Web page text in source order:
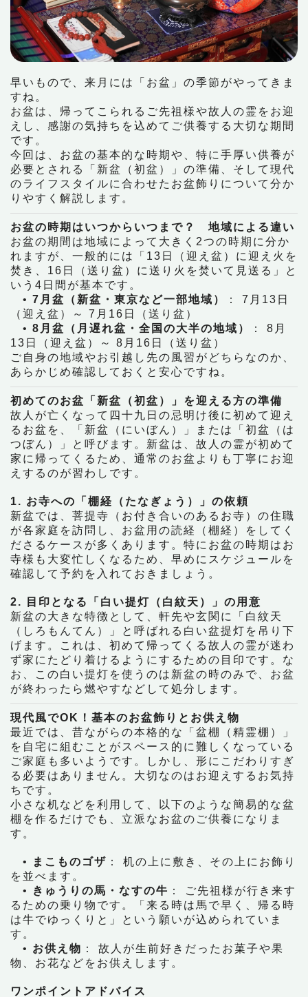
早いもので、来月には「お盆」の季節がやってきま
すね。
お盆は、帰ってこられるご先祖様や故人の霊をお迎
えし、感謝の気持ちを込めてご供養する大切な期間
です。
今回は、お盆の基本的な時期や、特に手厚い供養が
必要とされる「新盆（初盆）」の準備、そして現代
のライフスタイルに合わせたお盆飾りについて分か
りやすく解説します。
お盆の時期はいつからいつまで？ 地域による違い
お盆の期間は地域によって大きく2つの時期に分か
れますが、一般的には「13日（迎え盆）に迎え火を
焚き、16日（送り盆）に送り火を焚いて見送る」と
いう4日間が基本です。
• 7月盆（新盆・東京など一部地域）
： 7月13日
（迎え盆）～ 7月16日（送り盆）
• 8月盆（月遅れ盆・全国の大半の地域）
： 8月
13日（迎え盆）～ 8月16日（送り盆）
ご自身の地域やお引越し先の風習がどちらなのか、
あらかじめ確認しておくと安心ですね。
初めてのお盆「新盆（初盆）」を迎える方の準備
故人が亡くなって四十九日の忌明け後に初めて迎え
るお盆を、「新盆（にいぼん）」または「初盆（は
つぼん）」と呼びます。新盆は、故人の霊が初めて
家に帰ってくるため、通常のお盆よりも丁寧にお迎
えするのが習わしです。
1. お寺への「棚経（たなぎょう）」の依頼
新盆では、菩提寺（お付き合いのあるお寺）の住職
が各家庭を訪問し、お盆用の読経（棚経）をしてく
ださるケースが多くあります。特にお盆の時期はお
寺様も大変忙しくなるため、早めにスケジュールを
確認して予約を入れておきましょう。
2. 目印となる「白い提灯（白紋天）」の用意
新盆の大きな特徴として、軒先や玄関に「白紋天
（しろもんてん）」と呼ばれる白い盆提灯を吊り下
げます。これは、初めて帰ってくる故人の霊が迷わ
ず家にたどり着けるようにするための目印です。な
お、この白い提灯を使うのは新盆の時のみで、お盆
が終わったら燃やすなどして処分します。
現代風でOK！基本のお盆飾りとお供え物
最近では、昔ながらの本格的な「盆棚（精霊棚）」
を自宅に組むことがスペース的に難しくなっている
ご家庭も多いようです。しかし、形にこだわりすぎ
る必要はありません。大切なのはお迎えするお気持
ちです。
小さな机などを利用して、以下のような簡易的な盆
棚を作るだけでも、立派なお盆のご供養になりま
す。
• まこものゴザ ： 机の上に敷き、その上にお飾り
を並べます。
•
きゅうりの馬・なすの牛 ： ご先祖様が行き来す
るための乗り物です。「来る時は馬で早く、帰る時
は牛でゆっくりと」という願いが込められていま
す。
• お供え物 ： 故人が生前好きだったお菓子や果
物、お花などをお供えします。
ワンポイントアドバイス